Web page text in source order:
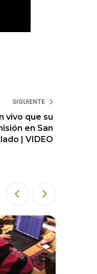
SIGUIENTE
vivo que su
en San
| VIDEO